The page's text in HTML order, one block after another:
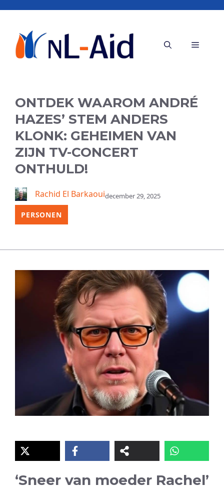
inhoud
Menu
ONTDEK WAAROM ANDRÉ
HAZES’ STEM ANDERS
KLONK: GEHEIMEN VAN
ZIJN TV-CONCERT
ONTHULD!
Rachid El Barkaouidecember 29, 2025
PERSONEN
‘Sneer van moeder Rachel’